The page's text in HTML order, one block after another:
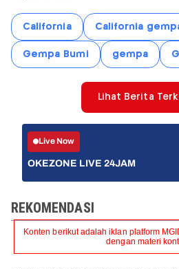
California California
Gempa Bumi gempa
Lihat Berita
Live Now
OKEZONE LIVE 24JAM